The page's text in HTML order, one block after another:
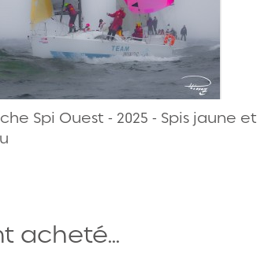
Spi Ouest - 2025 - Spis jaune et
acheté...